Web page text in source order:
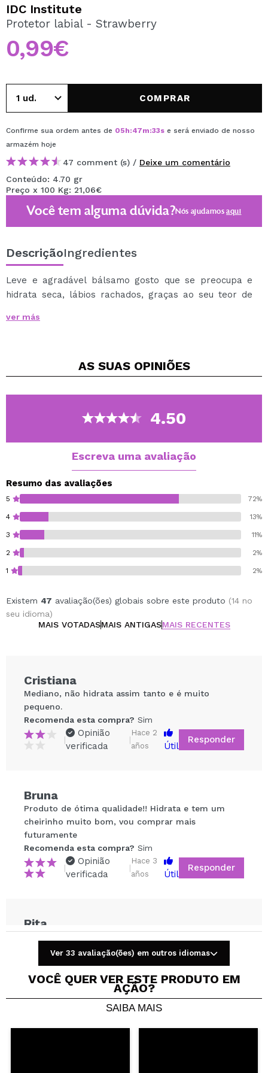
Ao criar uma conta no Maquibeauty.pt pode fazer as suas
compras rapidamente, verificar o estado das suas
encomendas e consultar as suas operações anteriores.
CRIAR CONTA
IDC Institute
Protetor labial - Strawberry
0,99€
COMPRAR
Confirme sua ordem antes de 05h:47m:33s e será enviado de nosso
armazém hoje
47 comment (s) / Deixe um comentário
Conteúdo: 4.70 gr
Preço x 100 Kg: 21,06€
Você tem alguma dúvida?Nós ajudamosaqui
DescriçãoIngredientes
Leve e agradável bálsamo gosto que se preocupa e
hidrata seca, lábios rachados, graças ao seu teor de
vento e do frio.
ver más
AS SUAS OPINIÕES
4.50
Escreva uma avaliação
Resumo das avaliações
5 72%
4 13%
3 11%
2 2%
1 2%
Existem 47 avaliação(ões) globais sobre este produto (14 no
seu idioma)
MAIS VOTADASMAIS ANTIGASMAIS RECENTES
Seu vídeo pode ser o primeiro. Imagine isso...
Recomenda esta compra?
5/5
Cristiana
Mediano, não hidrata assim tanto e é muito
pequeno.
Recomenda esta compra? Sim
|
Opinião
verificada
|
Hace 2
años
Útil
Responder
Bruna
Produto de ótima qualidade!! Hidrata e tem um
cheirinho muito bom, vou comprar mais
futuramente
Recomenda esta compra? Sim
|
Opinião
verificada
|
Hace 3
años
Útil
Responder
Rita
likely buy it again.
|
Opinião
verificada
|
Hace 4
años
Responder
Ver 33 avaliação(ões) em outros idiomas
VOCÊ QUER VER ESTE PRODUTO EM
AÇÃO?
SAIBA MAIS